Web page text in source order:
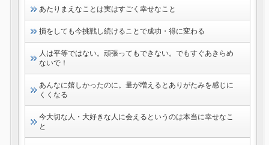
あたりまえなことは実はすごく幸せなこと
損をしても今挑戦し続けることで成功・得に変わる
人は平等ではない。頑張ってもできない。でもすぐあきらめ
ないで！
あんなに嬉しかったのに。量が増えるとありがたみを感じに
くくなる
今大切な人・大好きな人に会えるというのは本当に幸せなこ
と